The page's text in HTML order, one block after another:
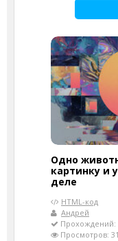
Одно
картинку и
деле
HTML-код
Андрей
Прохождений:
Просмотров: